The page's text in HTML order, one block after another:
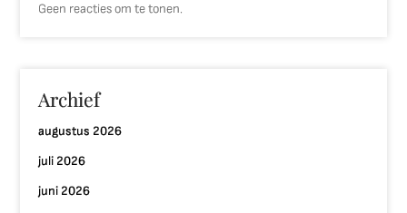
Geen reacties om te tonen.
Archief
augustus 2026
juli 2026
juni 2026